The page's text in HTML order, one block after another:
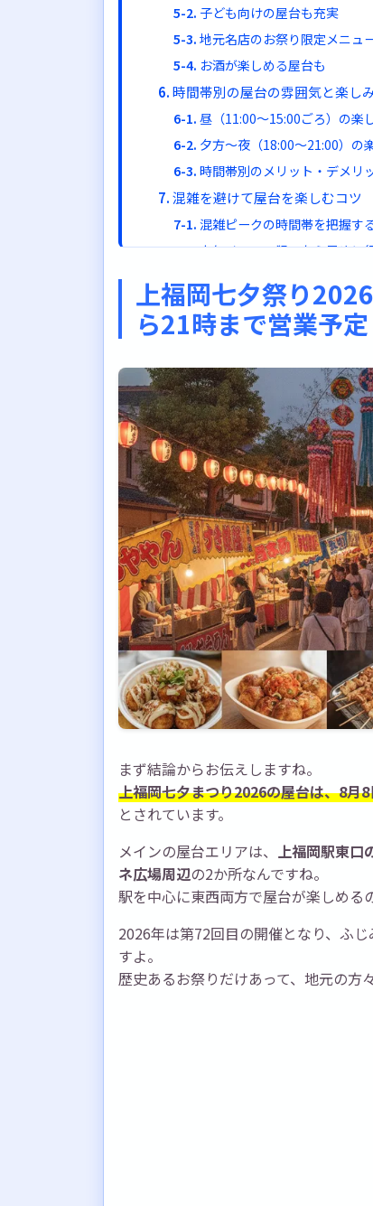
子ども向けの屋台も充実
地元名店のお祭り限定メニュ
お酒が楽しめる屋台も
時間帯別の屋台の雰囲気と楽し
昼（11:00〜15:00ごろ）の楽
夕方〜夜（18:00〜21:00）の
時間帯別のメリット・デメリ
混雑を避けて屋台を楽しむコツ
混雑ピークの時間帯を把握す
人気メニュー狙いなら早めに
暑さ対策も忘れずに
上福岡七夕祭り2026へのアクセス
車でのアクセス
会場の概要
上福岡七夕祭り2026の屋台情報ま
基本情報のおさらい
屋台を楽しむポイント
おすすめの回り方
2026年の夏は上福岡七夕祭り
上福岡七夕祭り
ら21時まで営業予定
まず結論からお伝えしますね。
上福岡七夕まつり2026の屋台は、8月
とされています。
メインの屋台エリアは、 上福岡駅東口
ネ広場周辺の2か所なんですね。
駅を中心に東西両方で屋台が楽しめる
2026年は第72回目の開催となり、ふ
すよ。
歴史あるお祭りだけあって、地元の方